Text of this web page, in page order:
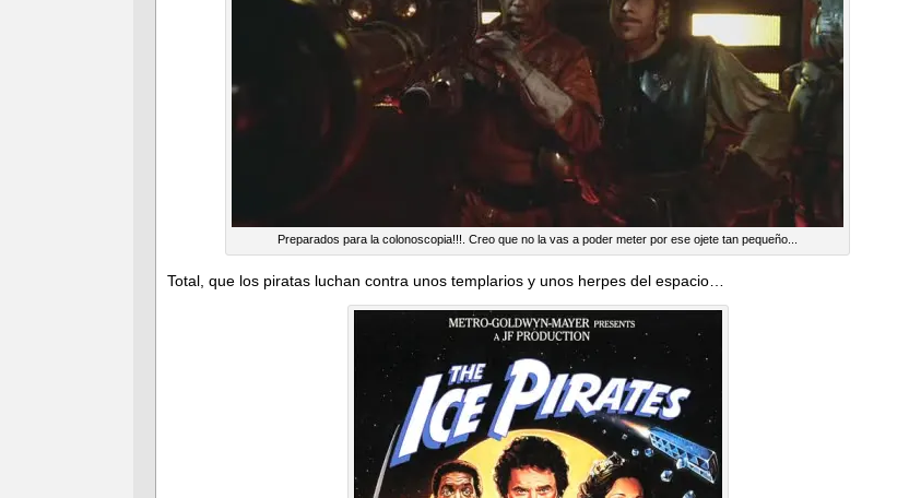
Preparados para la colonoscopia!!!. Creo que no la vas a poder meter por ese ojete tan pequeño...
Total, que los piratas luchan contra unos templarios y unos herpes del espacio…